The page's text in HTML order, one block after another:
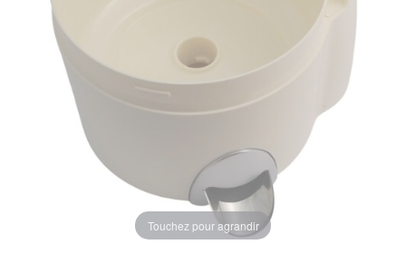
Touchez pour agrandir